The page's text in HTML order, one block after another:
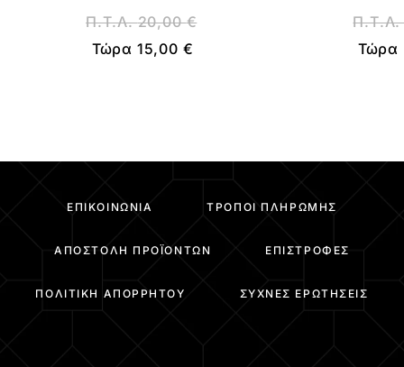
Π.Τ.Λ.20,00€
Τώρα 15,00 €
Τώρα
ΕΠΙΚΟΙΝΩΝΊΑ ΤΡΌΠΟΙ ΠΛΗΡΩΜΉΣ
ΑΠΟΣΤΟΛΉ ΠΡΟΪΌΝΤΩΝ ΕΠΙΣΤΡΟΦΈΣ
ΠΟΛΙΤΙΚΉ ΑΠΟΡΡΉΤΟΥ ΣΥΧΝΈΣ ΕΡΩΤΉΣΕΙΣ